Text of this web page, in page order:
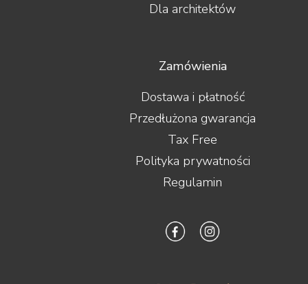
Dla architektów
Zamówienia
Dostawa i płatność
Przedłużona gwarancja
Tax Free
Polityka prywatności
Regulamin